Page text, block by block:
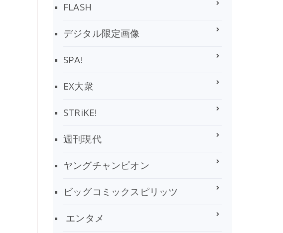
FLASH
デジタル限定画像
SPA!
EX大衆
STRiKE!
週刊現代
ヤングチャンピオン
ビッグコミックスピリッツ
エンタメ